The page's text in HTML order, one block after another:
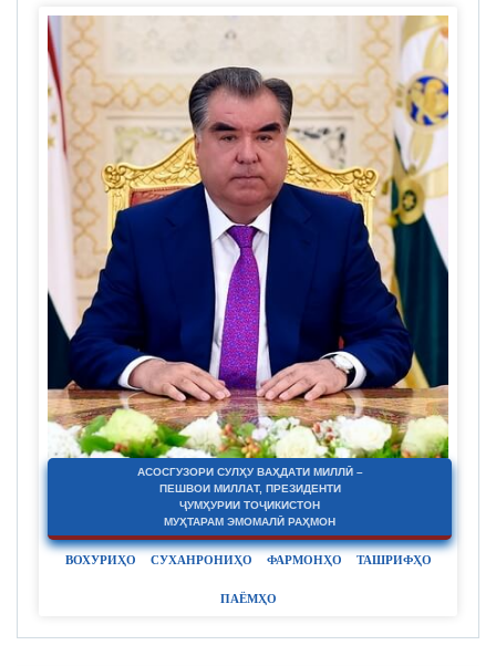
АСОСГУЗОРИ СУЛҲУ ВАҲДАТИ МИЛЛӢ –
ПЕШВОИ МИЛЛАТ, ПРЕЗИДЕНТИ
ҶУМҲУРИИ ТОҶИКИСТОН
МУҲТАРАМ ЭМОМАЛӢ РАҲМОН
ВОХУРИҲО СУХАНРОНИҲО ФАРМОНҲО ТАШРИФҲО
ПАЁМҲО